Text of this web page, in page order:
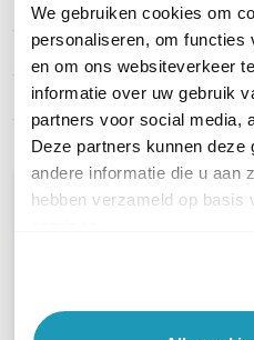
We gebruiken cookies om
personaliseren, om functies
en om ons websiteverkeer
informatie over uw gebruik
partners voor social media,
Deze partners kunnen deze
andere informatie die u aan
hebben verzameld op basis
PRODUCT DETAILS
Merk
Artikelnummer
WIL JIJ ADVIES